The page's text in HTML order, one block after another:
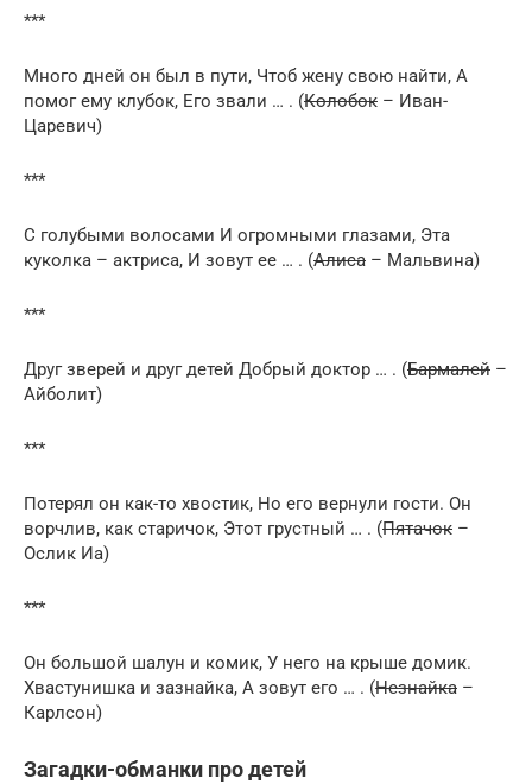
***
Много дней он был в пути, Чтоб жену свою найти, А
помог ему клубок, Его звали … . (Колобок – Иван-
Царевич)
***
С голубыми волосами И огромными глазами, Эта
куколка – актриса, И зовут ее … . (Алиса – Мальвина)
***
Друг зверей и друг детей Добрый доктор … . (Бармалей –
Айболит)
***
Потерял он как-то хвостик, Но его вернули гости. Он
ворчлив, как старичок, Этот грустный … . (Пятачок –
Ослик Иа)
***
Он большой шалун и комик, У него на крыше домик.
Хвастунишка и зазнайка, А зовут его … . (Незнайка –
Карлсон)
Загадки-обманки про детей